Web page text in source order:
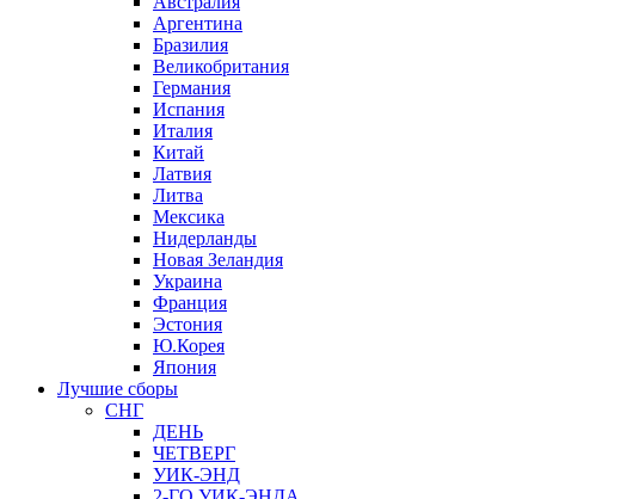
Аргентина
Бразилия
Великобритания
Германия
Испания
Италия
Китай
Латвия
Литва
Мексика
Нидерланды
Новая Зеландия
Украина
Франция
Эстония
Ю.Корея
Япония
Лучшие сборы
СНГ
ДЕНЬ
ЧЕТВЕРГ
УИК-ЭНД